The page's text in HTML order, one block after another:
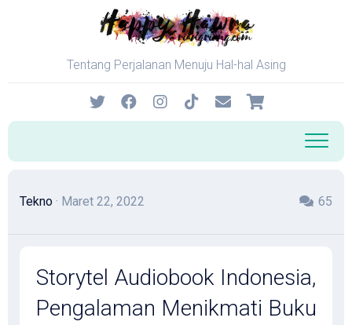
Tentang Perjalanan Menuju Hal-hal Asing
Tekno · Maret 22, 2022 65
Storytel Audiobook Indonesia,
Pengalaman Menikmati Buku